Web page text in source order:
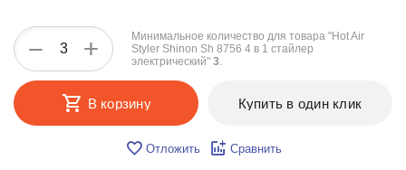
+
−
Минимальное количество для товара "Hot Air
Styler Shinon Sh 8756 4 в 1 стайлер
электрический" 3.
В корзину Купить в один клик
Отложить Сравнить